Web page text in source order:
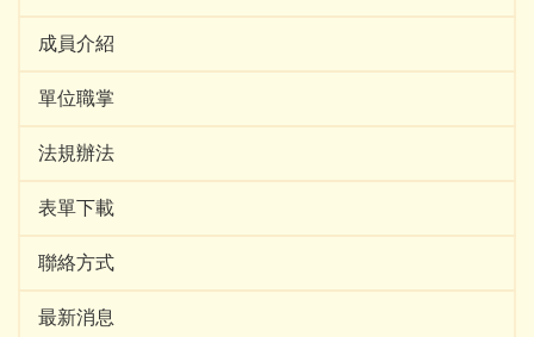
成員介紹
單位職掌
法規辦法
表單下載
聯絡方式
最新消息